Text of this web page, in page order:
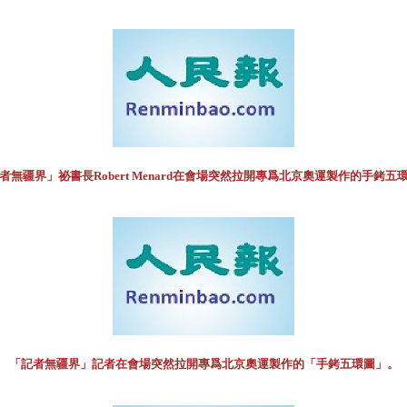
無疆界」祕書長Robert Menard在會場突然拉開專爲北京奧運製作的手銬五
「記者無疆界」記者在會場突然拉開專爲北京奧運製作的「手銬五環圖」。